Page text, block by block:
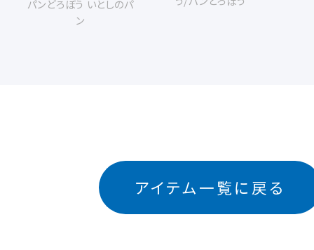
パンどろぼう いとしのパ
ン
アイテム一覧に戻る